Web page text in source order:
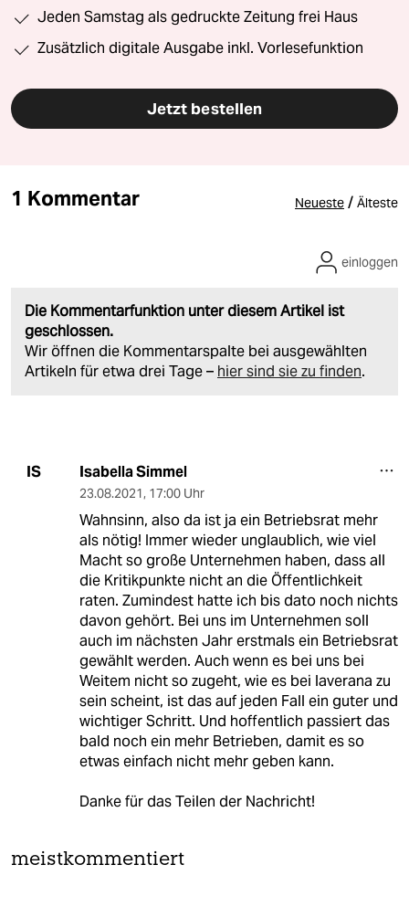
Jeden Samstag als gedruckte Zeitung frei Haus
Zusätzlich digitale Ausgabe inkl. Vorlesefunktion
Jetzt bestellen
1 Kommentar Neueste / Älteste
Die Kommentarfunktion unter diesem Artikel ist
geschlossen.
Wir öffnen die Kommentarspalte bei ausgewählten
Artikeln für etwa drei Tage – hier sind sie zu finden.
einloggen
IS Isabella Simmel
23.08.2021, 17:00 Uhr
Wahnsinn, also da ist ja ein Betriebsrat mehr
als nötig! Immer wieder unglaublich, wie viel
Macht so große Unternehmen haben, dass all
die Kritikpunkte nicht an die Öffentlichkeit
raten. Zumindest hatte ich bis dato noch nichts
davon gehört. Bei uns im Unternehmen soll
auch im nächsten Jahr erstmals ein Betriebsrat
gewählt werden. Auch wenn es bei uns bei
Weitem nicht so zugeht, wie es bei laverana zu
sein scheint, ist das auf jeden Fall ein guter und
wichtiger Schritt. Und hoffentlich passiert das
bald noch ein mehr Betrieben, damit es so
etwas einfach nicht mehr geben kann.
Danke für das Teilen der Nachricht!
meistkommentiert